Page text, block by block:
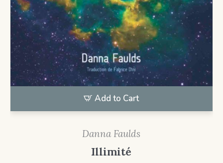
Add to Cart
Danna Faulds
Illimité